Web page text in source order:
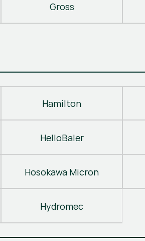
Gross
Hamilton
HelloBaler
Hosokawa Micron
Hydromec